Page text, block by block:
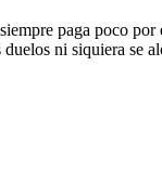
paga poco
ni siquiera